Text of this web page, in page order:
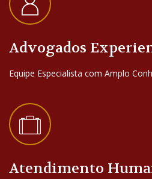
Advogados
Equipe Especialista com Amplo
Atendimento